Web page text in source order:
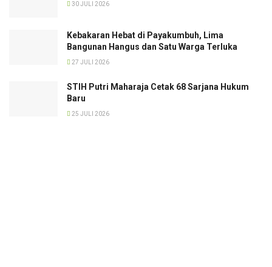
30 JULI 2026
Kebakaran Hebat di Payakumbuh, Lima
Bangunan Hangus dan Satu Warga Terluka
27 JULI 2026
STIH Putri Maharaja Cetak 68 Sarjana Hukum
Baru
25 JULI 2026